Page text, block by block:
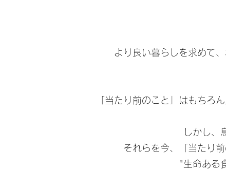
より良い暮らしを求めて
「当たり前のこと」はもちろ
しかし、
それらを今、「当たり
"生命ある